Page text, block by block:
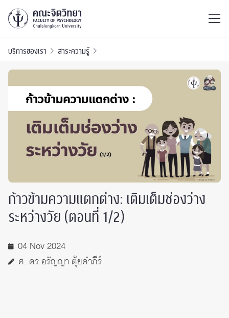
บริการของเรา สาระความรู้
ก้าวข้ามความแตกต่าง: เติมเต็มช่องว่าง
ระหว่างวัย (ตอนที่ 1/2)
04 Nov 2024
ศ. ดร.อรัญญา ตุ้ยคำภีร์